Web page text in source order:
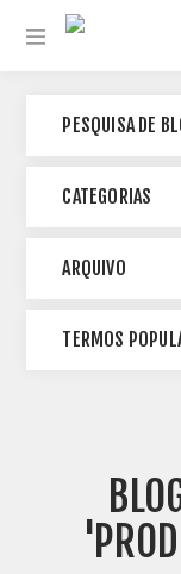
PESQUISA DE
CATEGORIAS
ARQUIVO
TERMOS